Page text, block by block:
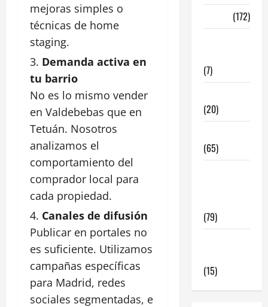
mejoras simples o
técnicas de home
staging.
Demanda activa en
tu barrio
No es lo mismo vender
en Valdebebas que en
Tetuán. Nosotros
analizamos el
comportamiento del
comprador local para
cada propiedad.
Canales de difusión
Publicar en portales no
es suficiente. Utilizamos
campañas específicas
para Madrid, redes
sociales segmentadas, e
(172)
(7)
(20)
(65)
(79)
(15)